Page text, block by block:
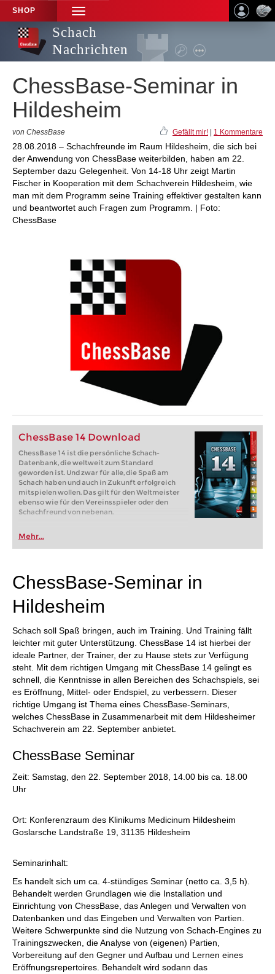
SHOP
TOGGLE
NAVIGATION
Schach
Nachrichten
ChessBase-Seminar in
Hildesheim
von ChessBase Gefällt mir! 1 Kommentare
28.08.2018 – Schachfreunde im Raum Hildesheim, die sich bei
der Anwendung von ChessBase weiterbilden, haben am 22.
September dazu Gelegenheit. Von 14-18 Uhr zeigt Martin
Fischer in Kooperation mit dem Schachverein Hildesheim, wie
man mit dem Programm seine Training effektiver gestalten kann
und beantwortet auch Fragen zum Programm. | Foto:
ChessBase
ChessBase 14 Download
ChessBase 14 ist die persönliche Schach-
Datenbank, die weltweit zum Standard
geworden ist. Und zwar für alle, die Spaß am
Schach haben und auch in Zukunft erfolgreich
mitspielen wollen. Das gilt für den Weltmeister
ebenso wie für den Vereinsspieler oder den
Schachfreund von nebenan.
Mehr...
ChessBase-Seminar in
Hildesheim
Schach soll Spaß bringen, auch im Training. Und Training fällt
leichter mit guter Unterstützung. ChessBase 14 ist hierbei der
ideale Partner, der Trainer, der zu Hause stets zur Verfügung
steht. Mit dem richtigen Umgang mit ChessBase 14 gelingt es
schnell, die Kenntnisse in allen Bereichen des Schachspiels, sei
es Eröffnung, Mittel- oder Endspiel, zu verbessern. Dieser
richtige Umgang ist Thema eines ChessBase-Seminars,
welches ChessBase in Zusammenarbeit mit dem Hildesheimer
Schachverein am 22. September anbietet.
ChessBase Seminar
Zeit: Samstag, den 22. September 2018, 14.00 bis ca. 18.00
Uhr
Ort: Konferenzraum des Klinikums Medicinum Hildesheim
Goslarsche Landstraße 19, 31135 Hildesheim
Seminarinhalt:
Es handelt sich um ca. 4-stündiges Seminar (netto ca. 3,5 h).
Behandelt werden Grundlagen wie die Installation und
Einrichtung von ChessBase, das Anlegen und Verwalten von
Datenbanken und das Eingeben und Verwalten von Partien.
Weitere Schwerpunkte sind die Nutzung von Schach-Engines zu
Trainingszwecken, die Analyse von (eigenen) Partien,
Vorbereitung auf den Gegner und Aufbau und Lernen eines
Eröffnungsrepertoires. Behandelt wird sodann das